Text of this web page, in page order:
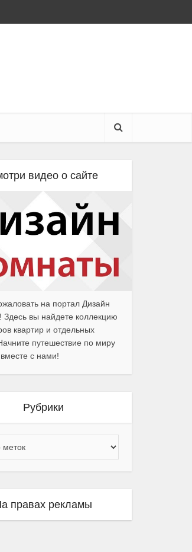
видео о сайте
на портал Дизайн
Здесь вы найдете коллекцию
квартир и отдельных
путешествие по миру
с нами!
Рубрики
правах рекламы